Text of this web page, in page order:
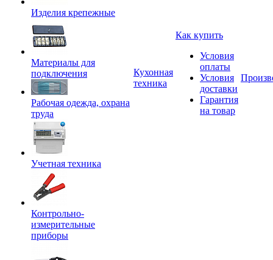
Изделия крепежные
Материалы для
подключения
Рабочая одежда, охрана
труда
Учетная техника
Контрольно-
измерительные
приборы
Кухонная
техника
Как купить
Условия
оплаты
Условия
доставки
Гарантия
на товар